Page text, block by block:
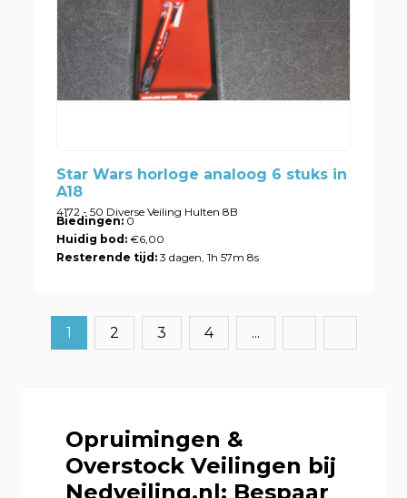
Star Wars horloge analoog 6 stuks in
A18
4172 - 50 Diverse Veiling Hulten 8B
Biedingen: 0
Huidig bod: €6,00
Resterende tijd: 3 dagen, 1h 57m 8s
1 2 3 4 ...
Opruimingen &
Overstock Veilingen bij
Nedveiling.nl: Bespaar